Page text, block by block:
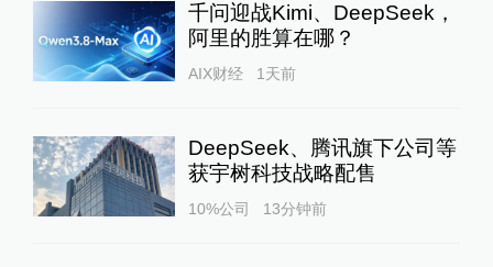
千问迎战Kimi、DeepSeek，
阿里的胜算在哪？
AIX财经 1天前
DeepSeek、腾讯旗下公司等
获宇树科技战略配售
10%公司 13分钟前